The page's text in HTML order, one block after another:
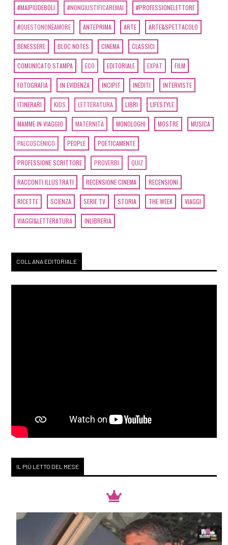
#MAIPIÙDEBOLI #NONGIUSTIFICAREMAI #PROFESSIONELETTORE
#QUESTONONÈAMORE ANTEPRIMA ARTE ARTE&SPETTACOLO
BENESSERE BLOC NOTES CINEMA CLASSICI
COMUNICATO STAMPA ECO EDITORIALE EXPAT FILM
FOTOGRAFIA IN EVIDENZA INCIPIT INEDITI INTERVISTE
ITINERARI KIDS LETTERATURA LIBRI LIFESTYLE
MAMME IN VIAGGIO MATERNITÀ MONOLOGHI MOSTRE MUSICA
PALCOSCENICO PEOPLE POETICAMENTE
PROFESSIONE SCRITTORE PROVERBI QUIZ
RACCONTI ILLUSTRATI RECENSIONE CINEMA RECENSIONI
RICETTE SCIENZA SERIE TV STORIA THE WEEK VIAGGI
VIAGGI&LETTERATURA INLIBRERIA
COLLANA EDITORIALE
IL PIÙ LETTO DEL MESE